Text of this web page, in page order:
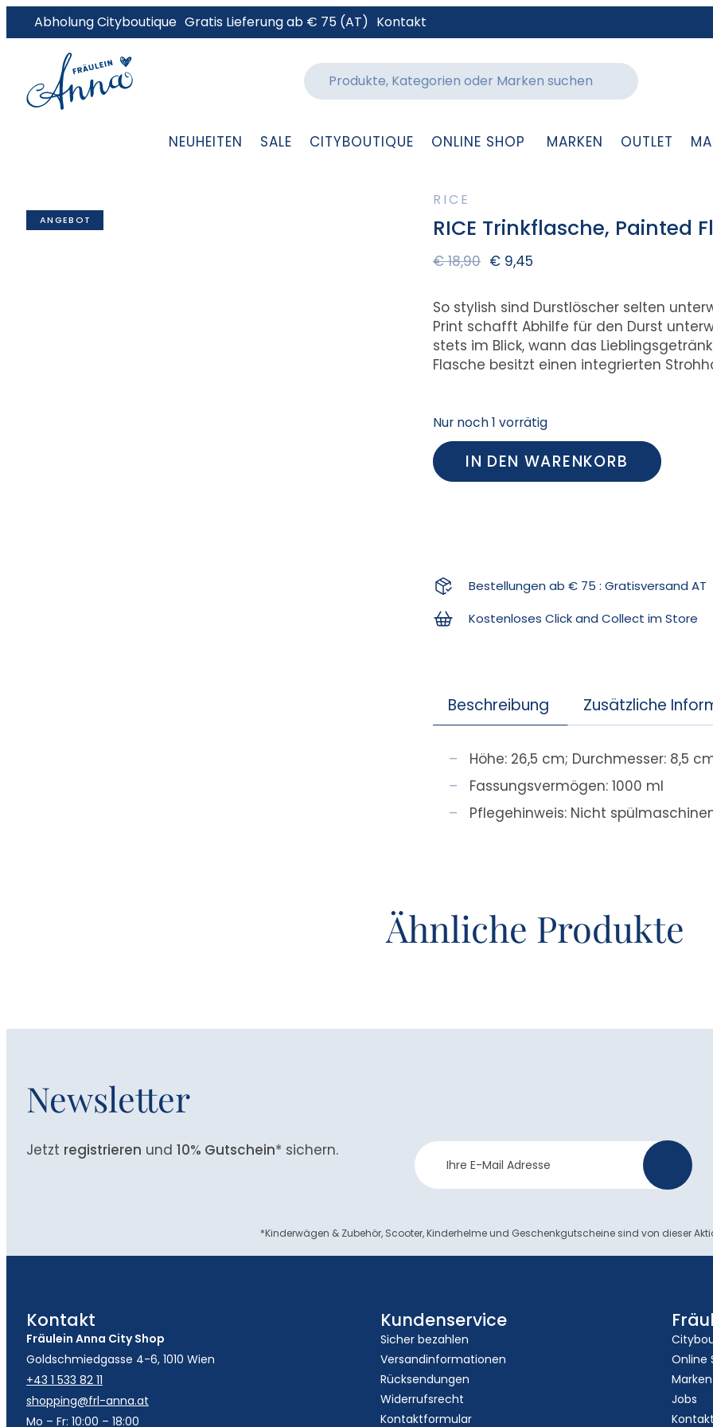
Abholung Cityboutique Gratis Lieferung ab € 75 (AT) Kontakt
NEUHEITEN SALE CITYBOUTIQUE ONLINE SHOP MARKEN OUTLET
ANGEBOT
RICE
RICE Trinkflasche, Painted
€18,90 € 9,45
So stylish sind Durstlöscher selten
Print schafft Abhilfe für den Durst
stets im Blick, wann das
Flasche besitzt einen integrierten
Nur noch 1 vorrätig
IN DEN WARENKORB
Bestellungen ab € 75 : Gratisversand AT
Kostenloses Click and Collect im Store
Beschreibung Zusätzliche
Höhe: 26,5 cm; Durchmesser: 8,5
Fassungsvermögen: 1000 ml
Pflegehinweis: Nicht
Ähnliche Produkte
Newsletter
Jetzt registrieren und 10% Gutschein* sichern.
Newsletter
Anmeldung
*Kinderwägen & Zubehör, Scooter, Kinderhelme und Geschenkgutscheine sind von dieser
Kontakt
Fräulein Anna City Shop
Goldschmiedgasse 4-6, 1010 Wien
+43 1 533 82 11
shopping@frl-anna.at
Mo – Fr: 10:00 – 18:00
Kundenservice
Sicher bezahlen
Versandinformationen
Rücksendungen
Widerrufsrecht
Kontaktformular
Online
Marken
Jobs
Kontakt